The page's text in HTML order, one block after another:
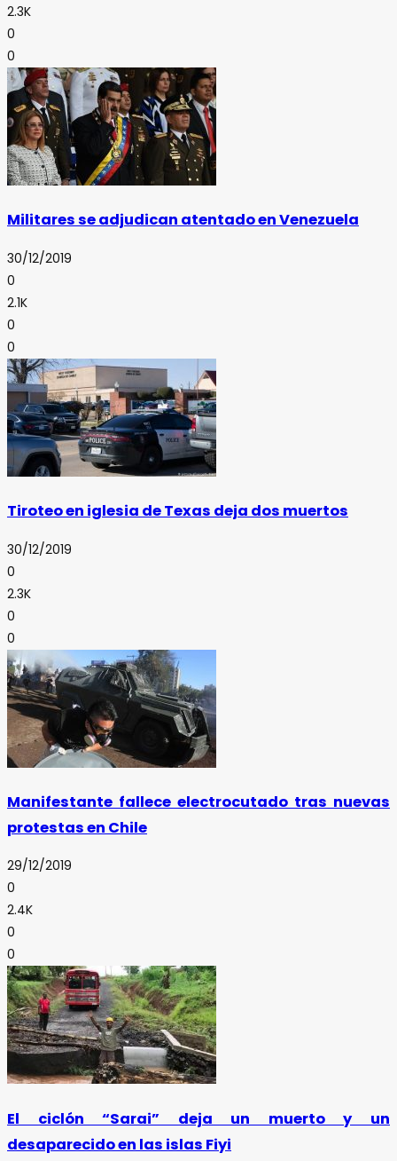
2.3K
0
0
Militares se adjudican atentado en Venezuela
30/12/2019
0
2.1K
0
0
Tiroteo en iglesia de Texas deja dos muertos
30/12/2019
0
2.3K
0
0
Manifestante fallece electrocutado tras nuevas
protestas en Chile
29/12/2019
0
2.4K
0
0
El ciclón “Sarai” deja un muerto y un
desaparecido en las islas Fiyi